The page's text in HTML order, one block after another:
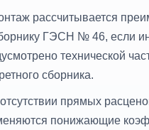
рассчитывается
ГЭСН № 46, если
технической
сборника.
прямых
понижающие